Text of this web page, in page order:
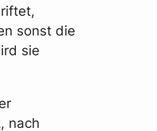
sonst die
sie
nach